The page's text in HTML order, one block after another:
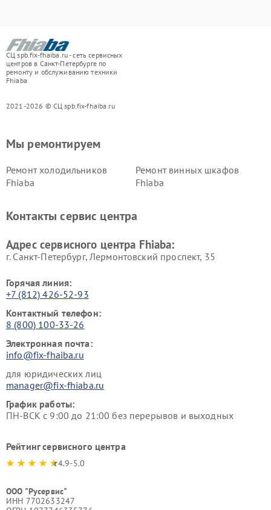
СЦ spb.fix-fhaiba.ru - сеть сервисных
центров в Санкт-Петербурге по
ремонту и обслуживанию техники
Fhiaba
2021-2026 © СЦ spb.fix-fhaiba.ru
Мы ремонтируем
Ремонт холодильников
Fhiaba
Ремонт винных шкафов
Fhiaba
Контакты сервис центра
Адрес сервисного центра Fhiaba:
г. Санкт-Петербург, Лермонтовский проспект, 35
Горячая линия:
+7 (812) 426-52-93
Контактный телефон:
8 (800) 100-33-26
Электронная почта:
info@fix-fhaiba.ru
для юридических лиц
manager@fix-fhiaba.ru
График работы:
ПН-ВСК с 9:00 до 21:00 без перерывов и выходных
Рейтинг сервисного центра
4.9-5.0
ООО "Русервис"
ИНН 7702633247